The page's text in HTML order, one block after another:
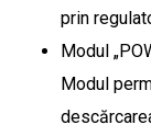
prin
Modul
Modul